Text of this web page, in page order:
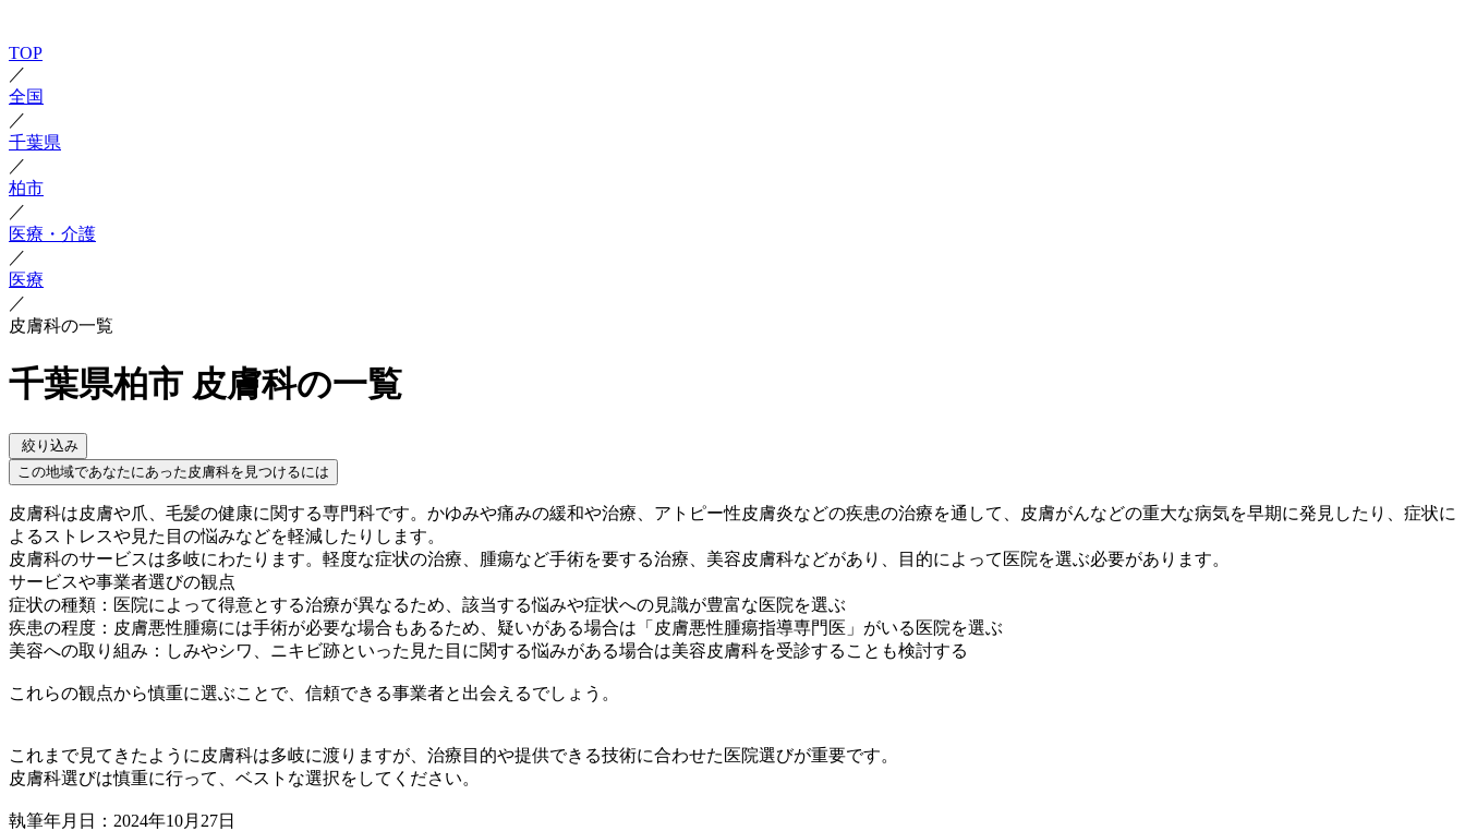
TOP
／
全国
／
千葉県
／
柏市
／
医療・介護
／
医療
／
皮膚科の一覧
千葉県柏市 皮膚科の一覧
絞り込み
この地域であなたにあった皮膚科を見つけるには
皮膚科は皮膚や爪、毛髪の健康に関する専門科です。かゆみや痛みの緩和や治療、アトピー性皮膚炎などの疾患の治療を通して、皮膚がんなどの重大な病気を早期に発見したり、症状に
よるストレスや見た目の悩みなどを軽減したりします。
皮膚科のサービスは多岐にわたります。軽度な症状の治療、腫瘍など手術を要する治療、美容皮膚科などがあり、目的によって医院を選ぶ必要があります。
サービスや事業者選びの観点
症状の種類：医院によって得意とする治療が異なるため、該当する悩みや症状への見識が豊富な医院を選ぶ
疾患の程度：皮膚悪性腫瘍には手術が必要な場合もあるため、疑いがある場合は「皮膚悪性腫瘍指導専門医」がいる医院を選ぶ
美容への取り組み：しみやシワ、ニキビ跡といった見た目に関する悩みがある場合は美容皮膚科を受診することも検討する
これらの観点から慎重に選ぶことで、信頼できる事業者と出会えるでしょう。
これまで見てきたように皮膚科は多岐に渡りますが、治療目的や提供できる技術に合わせた医院選びが重要です。
皮膚科選びは慎重に行って、ベストな選択をしてください。
執筆年月日：2024年10月27日